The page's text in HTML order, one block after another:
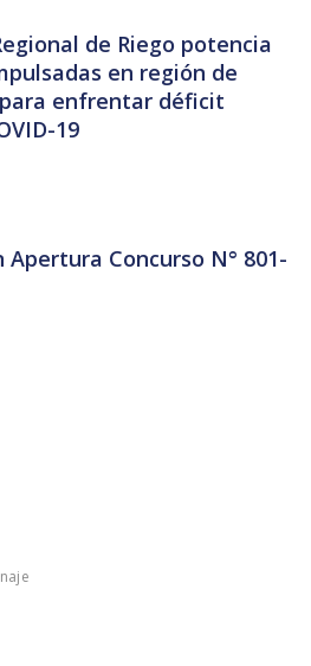
de Riego potencia
en región de
enfrentar déficit
19
Apertura Concurso N° 801-